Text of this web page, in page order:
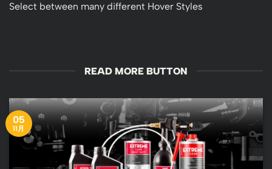
Select between many different Hover Styles
READ MORE BUTTON
05
11月